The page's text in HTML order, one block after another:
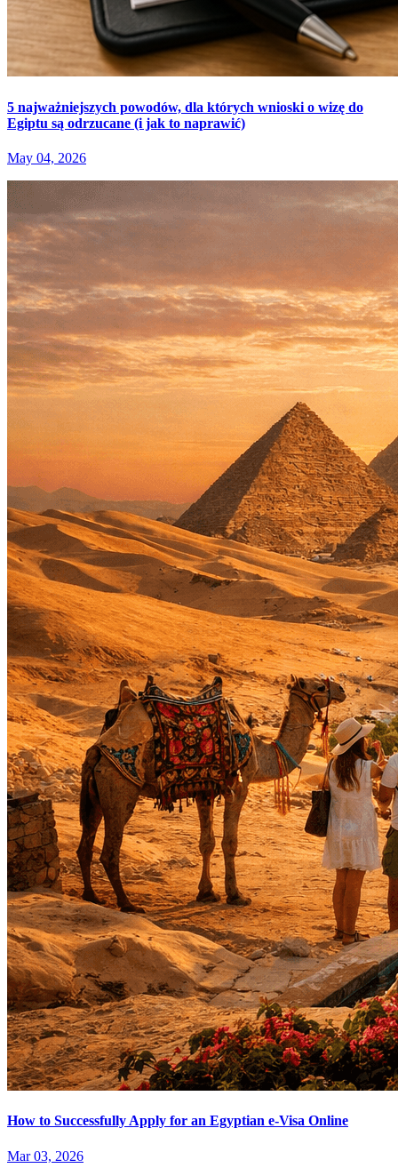
5 najważniejszych powodów, dla których wnioski o wizę do
Egiptu są odrzucane (i jak to naprawić)
May 04, 2026
How to Successfully Apply for an Egyptian e-Visa Online
Mar 03, 2026